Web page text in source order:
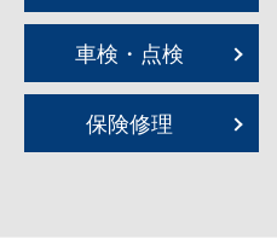
車検・点検
保険修理